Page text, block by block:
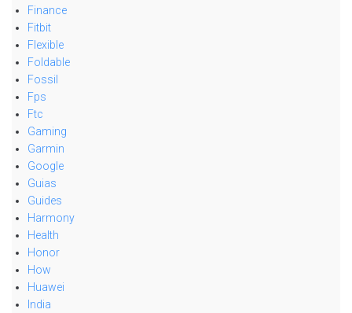
Finance
Fitbit
Flexible
Foldable
Fossil
Fps
Ftc
Gaming
Garmin
Google
Guias
Guides
Harmony
Health
Honor
How
Huawei
India